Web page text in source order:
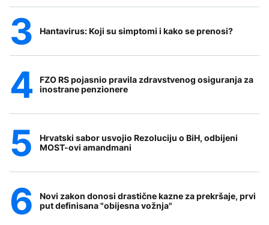
Hantavirus: Koji su simptomi i kako se prenosi?
FZO RS pojasnio pravila zdravstvenog osiguranja za
inostrane penzionere
Hrvatski sabor usvojio Rezoluciju o BiH, odbijeni
MOST-ovi amandmani
Novi zakon donosi drastične kazne za prekršaje, prvi
put definisana "obijesna vožnja"